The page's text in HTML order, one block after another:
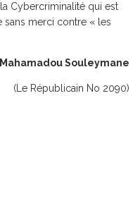
Cybercriminalité qui est
merci contre « les
Souleymane
(Le Républicain No 2090)